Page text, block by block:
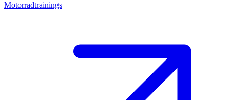
Motorradtrainings